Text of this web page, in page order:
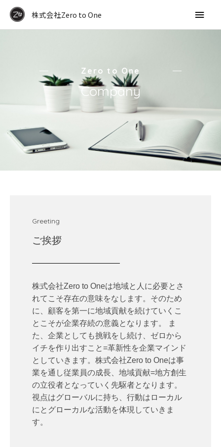
を
株式会社Zero to One
メ
イ
ュ
ー
Zero to One
Company
Greeting
ご挨拶
株式会社Zero to Oneは地域と人に必要とさ
れてこそ存在の意味をなします。そのため
に、顧客を第一に地域貢献を続けていくこ
とこそが企業存続の意義となります。 ま
た、企業としても挑戦をし続け、ゼロから
イチを作り出すこと=革新性を企業マインド
としていきます。株式会社Zero to Oneは事
業を通し従業員の成長、地域貢献=地方創生
の立役者となっていく先駆者となります。
視点はグローバルに持ち、行動はローカル
にとグローカルな活動を体現していきま
す。